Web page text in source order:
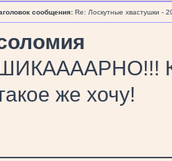
сообщения: Re: Лоскутные хвастушки -
же хочу!